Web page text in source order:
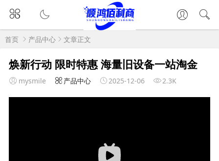
首页 产品中心 文章正文
焕新行动 限时特惠 海量旧设备一站淘金
mysmile 产品中心 2025-12-06 2.3K